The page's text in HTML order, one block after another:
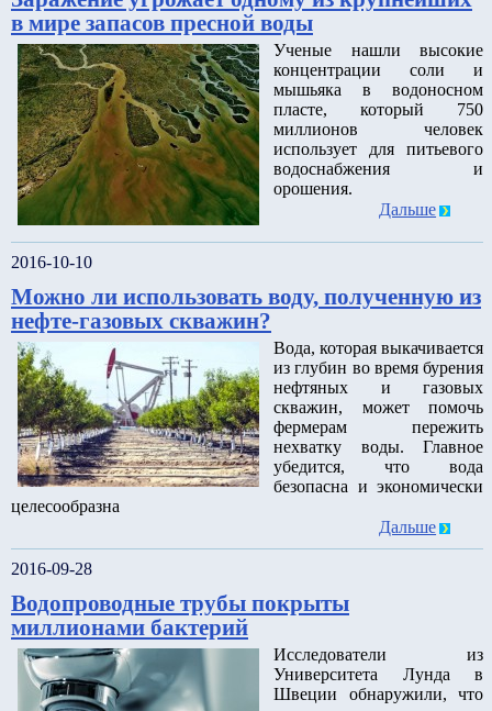
в мире запасов пресной воды
Ученые нашли высокие
концентрации соли и
мышьяка в водоносном
пласте, который 750
миллионов человек
использует для питьевого
водоснабжения и
орошения.
Дальше
2016-10-10
Можно ли использовать воду, полученную из
нефте-газовых скважин?
Вода, которая выкачивается
из глубин во время бурения
нефтяных и газовых
скважин, может помочь
фермерам пережить
нехватку воды. Главное
убедится, что вода
безопасна и экономически
целесообразна
Дальше
2016-09-28
Водопроводные трубы покрыты
миллионами бактерий
Исследователи из
Университета Лунда в
Швеции обнаружили, что